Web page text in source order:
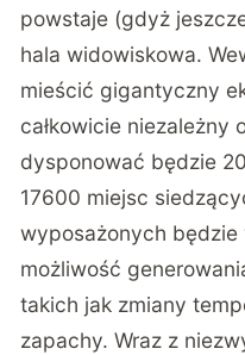
powstaje (gdyż
hala widowiskowa.
mieścić gigantyczny
całkowicie niezależny
dysponować będzie
17600 miejsc
wyposażonych
możliwość
takich jak zmiany
zapachy. Wraz z